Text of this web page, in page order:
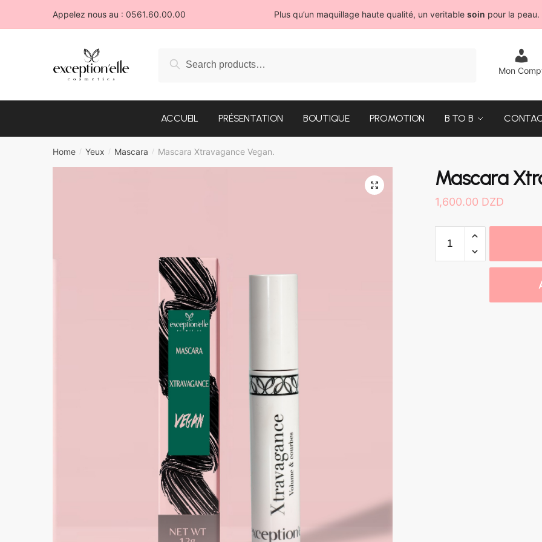
Appelez nous au : 0561.60.00.00 Plus qu’un maquillage haute qualité, un veritable soin pour la peau.
for:
Search
Mon
ACCUEIL PRÉSENTATION BOUTIQUE PROMOTION B TO B
Home / Yeux / Mascara / Mascara Xtravagance Vegan.
Mascara
1,600.00 DZD
Xtravagance
Vegan.